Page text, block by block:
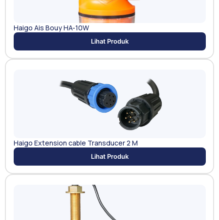
Haigo Ais Bouy HA-10W
Lihat Produk
Haigo Extension cable Transducer 2 M
Lihat Produk